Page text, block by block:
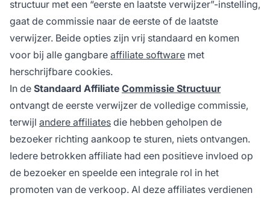
structuur met een “eerste en laatste verwijzer”-instelling,
gaat de commissie naar de eerste of de laatste
verwijzer. Beide opties zijn vrij standaard en komen
voor bij alle gangbare affiliate software met
herschrijfbare cookies.
In de Standaard Affiliate Commissie Structuur
ontvangt de eerste verwijzer de volledige commissie,
terwijl andere affiliates die hebben geholpen de
bezoeker richting aankoop te sturen, niets ontvangen.
Iedere betrokken affiliate had een positieve invloed op
de bezoeker en speelde een integrale rol in het
promoten van de verkoop. Al deze affiliates verdienen